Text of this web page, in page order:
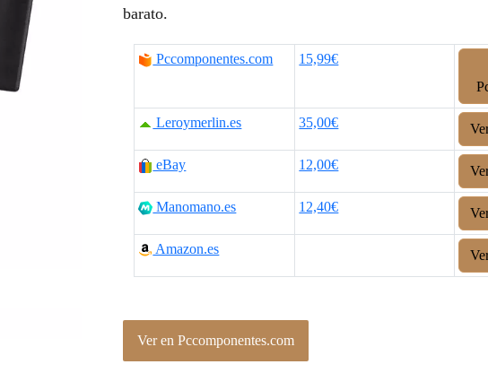
barato.
Pccomponentes.com 15,99€
Leroymerlin.es 35,00€
eBay 12,00€
Manomano.es 12,40€
Amazon.es
Ver en Pccomponentes.com